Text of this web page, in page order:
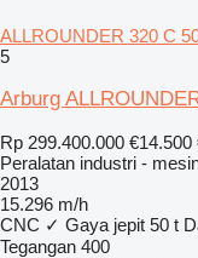
ALLROUNDER 320 C
5
Arburg
Rp 299.400.000 €14.500
Peralatan industri -
2013
15.296 m/h
CNC ✓ Gaya jepit 50 t
Tegangan 400